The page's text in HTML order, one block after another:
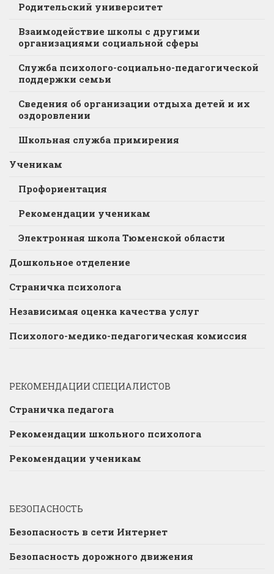
Родительский университет
Взаимодействие школы с другими
организациями социальной сферы
Служба психолого-социально-педагогической
поддержки семьи
Сведения об организации отдыха детей и их
оздоровлении
Школьная служба примирения
Ученикам
Профориентация
Рекомендации ученикам
Электронная школа Тюменской области
Дошкольное отделение
Страничка психолога
Независимая оценка качества услуг
Психолого-медико-педагогическая комиссия
РЕКОМЕНДАЦИИ СПЕЦИАЛИСТОВ
Страничка педагога
Рекомендации школьного психолога
Рекомендации ученикам
БЕЗОПАСНОСТЬ
Безопасность в сети Интернет
Безопасность дорожного движения